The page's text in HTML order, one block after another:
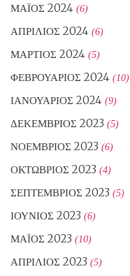
ΜΆΙΟΣ 2024 (6)
ΑΠΡΊΛΙΟΣ 2024 (6)
ΜΆΡΤΙΟΣ 2024 (5)
ΦΕΒΡΟΥΆΡΙΟΣ 2024 (10)
ΙΑΝΟΥΆΡΙΟΣ 2024 (9)
ΔΕΚΈΜΒΡΙΟΣ 2023 (5)
ΝΟΈΜΒΡΙΟΣ 2023 (6)
ΟΚΤΏΒΡΙΟΣ 2023 (4)
ΣΕΠΤΈΜΒΡΙΟΣ 2023 (5)
ΙΟΎΝΙΟΣ 2023 (6)
ΜΆΙΟΣ 2023 (10)
ΑΠΡΊΛΙΟΣ 2023 (5)